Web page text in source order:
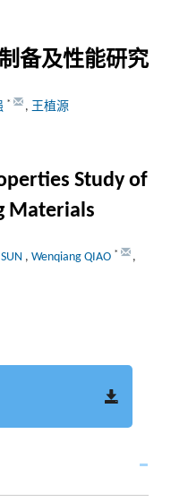
备及性能研究
* , 王植源
Study of
Materials
, Wenqiang QIAO *
,